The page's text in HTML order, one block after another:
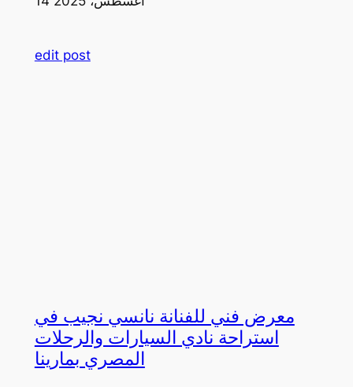
edit post
معرض فني للفنانة نانسي نجيب في
استراحة نادي السيارات والرحلات
المصري بمارينا